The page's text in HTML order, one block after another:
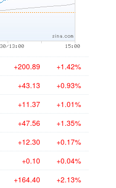
+200.89 +1.42%
+43.13 +0.93%
+11.37 +1.01%
+47.56 +1.35%
+12.30 +0.17%
+0.10 +0.04%
+164.40 +2.13%